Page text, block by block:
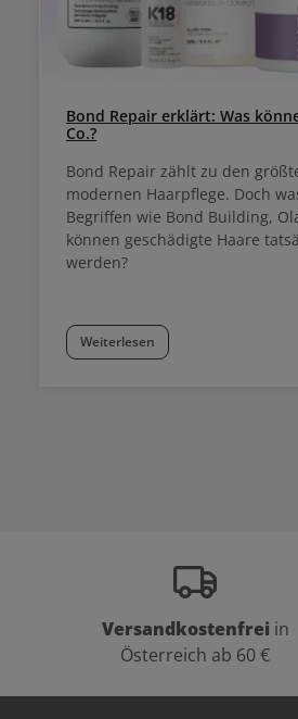
Bond Repair erklärt: Was
Co.?
Bond Repair zählt zu den
modernen Haarpflege. Doch
Begriffen wie Bond Building,
können geschädigte Haare
werden?
Weiterlesen
Versandkostenfrei in
Österreich ab 60 €